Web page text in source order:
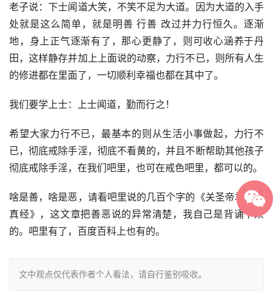
老子说：下士闻道大笑，不笑不足为大道。因为大道的入手
处就是这么简单，就是明善 行善 改过并力行恒久。逐渐
地，身上正气逐渐有了，那心更静了，则可收心涵养于丹
田，这样静存并加上上面说的动察，力行不已，则所有人生
的修进都在里面了，一切顺利幸福也都在其中了。
我们要学上士：上士闻道，勤而行之！
希望大家力行不已，最基本的则从生活小事做起，力行不
已，彻底戒除手淫，彻底不看黄的，并且不断帮助其他孩子
彻底戒除手淫，在我们吧里，也可在戒色吧里，都可以的。
啥是善，啥是恶，请看吧里说的几百个字的《关圣帝君觉世
真经》，这文章把善恶说的异常清楚，我自己是背诵下来
的。吧里有了，百度百科上也有的。
文中观点仅代表作者个人看法，请自行鉴别吸收。